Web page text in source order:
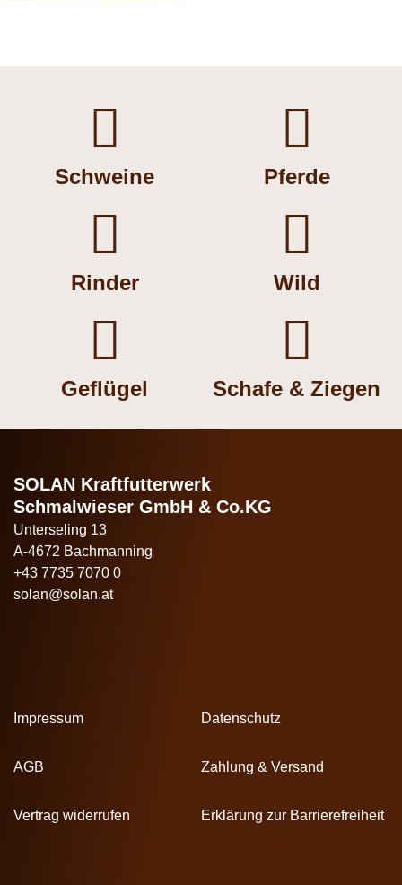

Schweine

Pferde

Rinder

Wild

Geflügel

Schafe & Ziegen
SOLAN Kraftfutterwerk
Schmalwieser GmbH & Co.KG
Unterseling 13
A-4672 Bachmanning
+43 7735 7070 0
solan@solan.at
Impressum Datenschutz
AGB Zahlung & Versand
Vertrag widerrufen Erklärung zur Barrierefreiheit